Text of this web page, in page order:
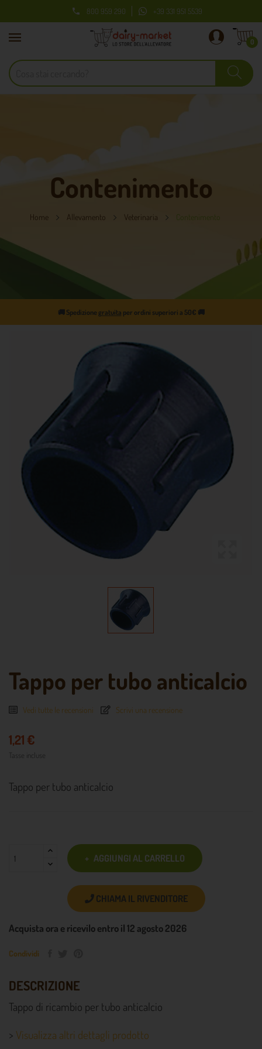
 800 959 290 +39 331 951 5539
0
Contenimento
Home Allevamento Veterinaria
🚚 Spedizione gratuita per ordini superiori a 50€ 🚚
Tappo per tubo anticalcio
Vedi tutte le recensioni Scrivi una recensione
1,21 €
Tasse incluse
Tappo per tubo anticalcio
AGGIUNGI AL CARRELLO
CHIAMA IL RIVENDITORE
Acquista ora e ricevilo entro il 12 agosto 2026
Condividi
DESCRIZIONE
Tappo di ricambio per tubo anticalcio
> Visualizza altri dettagli prodotto